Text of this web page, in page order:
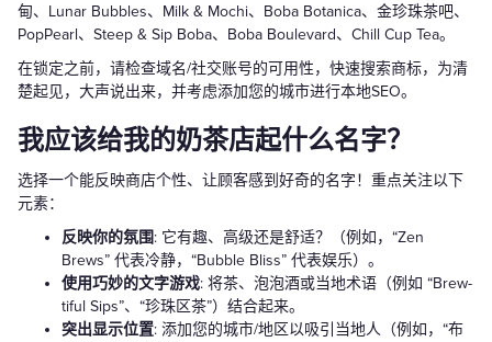
甸、Lunar Bubbles、Milk & Mochi、Boba Botanica、金珍珠茶吧、
PopPearl、Steep & Sip Boba、Boba Boulevard、Chill Cup Tea。
在锁定之前，请检查域名/社交账号的可用性，快速搜索商标，为清
楚起见，大声说出来，并考虑添加您的城市进行本地SEO。
我应该给我的奶茶店起什么名字？
选择一个能反映商店个性、让顾客感到好奇的名字！重点关注以下
元素：
反映你的氛围: 它有趣、高级还是舒适？（例如，“Zen
Brews” 代表冷静，“Bubble Bliss” 代表娱乐）。
使用巧妙的文字游戏: 将茶、泡泡酒或当地术语（例如 “Brew-
tiful Sips”、“珍珠区茶”）结合起来。
突出显示位置: 添加您的城市/地区以吸引当地人（例如，“布